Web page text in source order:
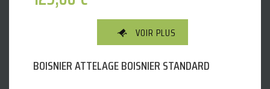
VOIR PLUS
BOISNIER ATTELAGE BOISNIER STANDARD